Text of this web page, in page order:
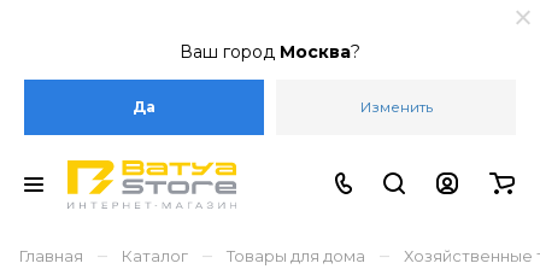
Ваш город Москва?
Да Изменить
Главная – Каталог – Товары для дома – Хозяйственные